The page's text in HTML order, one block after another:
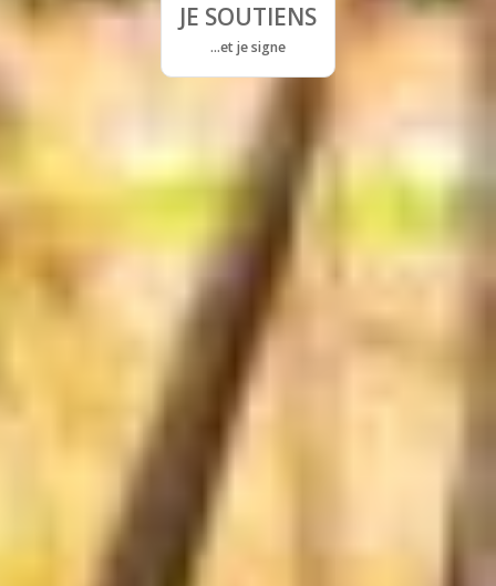
JE SOUTIENS
...et je signe